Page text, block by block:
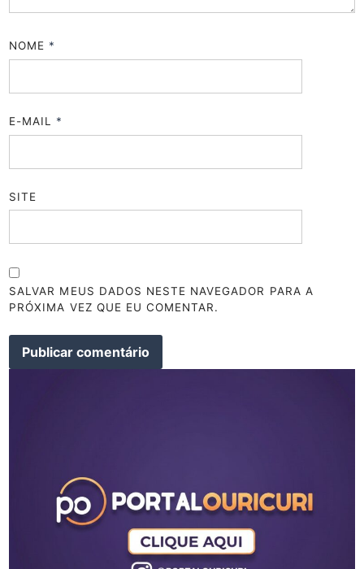
NOME *
E-MAIL *
SITE
SALVAR MEUS DADOS NESTE NAVEGADOR PARA A
PRÓXIMA VEZ QUE EU COMENTAR.